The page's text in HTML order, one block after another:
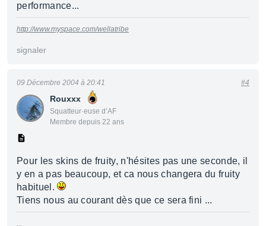
performance...
http://www.myspace.com/wellatribe
signaler
Rouxxx
Squatteur·euse d’AF
Membre depuis 22 ans
09 Décembre 2004 à 20:41 #4
Pour les skins de fruity, n'hésites pas une seconde, il
y en a pas beaucoup, et ca nous changera du fruity
habituel.
Tiens nous au courant dès que ce sera fini ...
...